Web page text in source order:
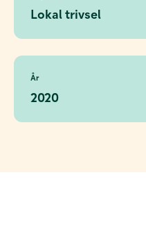
Lokal trivsel
År
2020